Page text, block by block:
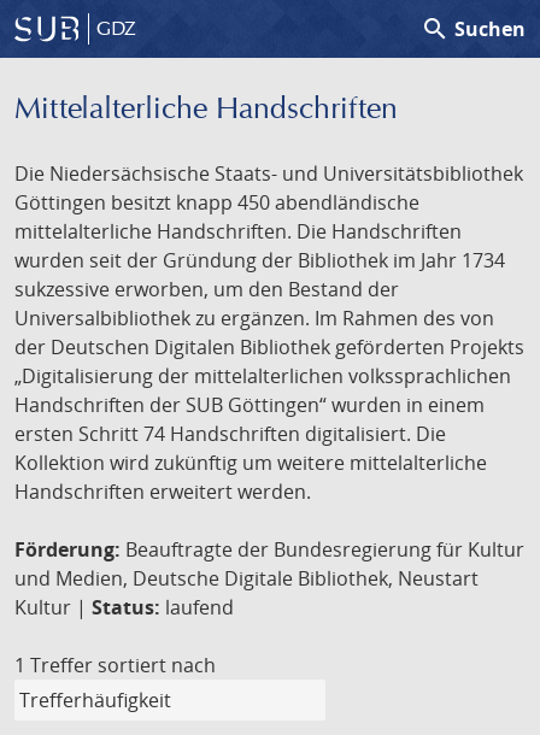
GDZ search Suchen
Mittelalterliche Handschriften
Die Niedersächsische Staats- und Universitätsbibliothek
Göttingen besitzt knapp 450 abendländische
mittelalterliche Handschriften. Die Handschriften
wurden seit der Gründung der Bibliothek im Jahr 1734
sukzessive erworben, um den Bestand der
Universalbibliothek zu ergänzen. Im Rahmen des von
der Deutschen Digitalen Bibliothek geförderten Projekts
„Digitalisierung der mittelalterlichen volkssprachlichen
Handschriften der SUB Göttingen“ wurden in einem
ersten Schritt 74 Handschriften digitalisiert. Die
Kollektion wird zukünftig um weitere mittelalterliche
Handschriften erweitert werden.
Förderung: Beauftragte der Bundesregierung für Kultur
und Medien, Deutsche Digitale Bibliothek, Neustart
Kultur | Status: laufend
1 Treffer sortiert nach